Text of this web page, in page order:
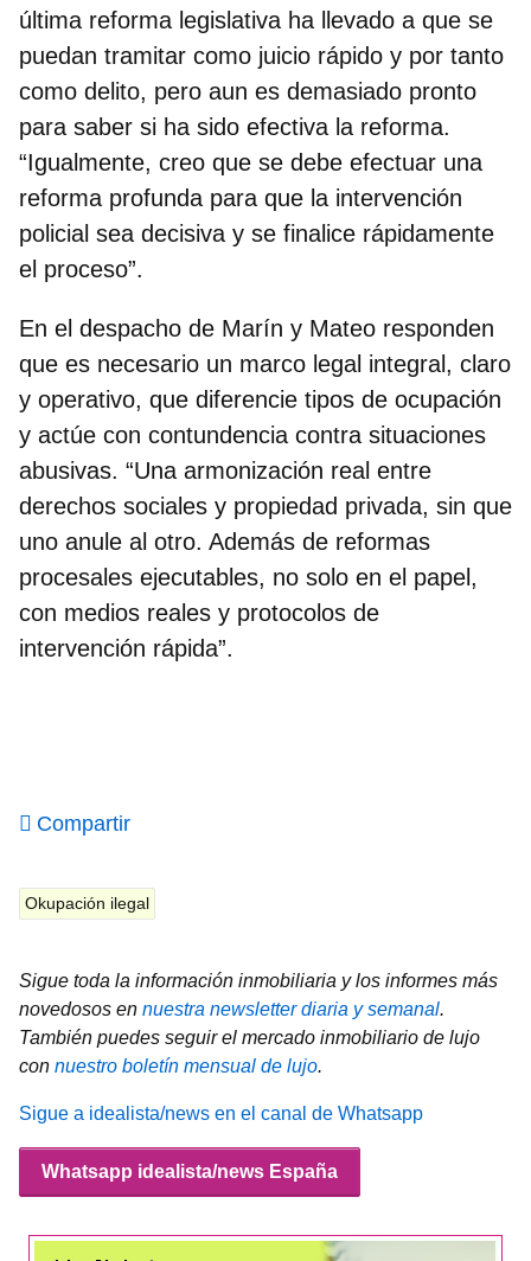
última reforma legislativa ha llevado a que se
puedan tramitar como juicio rápido y por tanto
como delito, pero aun es demasiado pronto
para saber si ha sido efectiva la reforma.
“Igualmente, creo que se debe efectuar una
reforma profunda para que la intervención
policial sea decisiva y se finalice rápidamente
el proceso”.
En el despacho de Marín y Mateo responden
que es necesario un marco legal integral, claro
y operativo, que diferencie tipos de ocupación
y actúe con contundencia contra situaciones
abusivas. “Una armonización real entre
derechos sociales y propiedad privada, sin que
uno anule al otro. Además de reformas
procesales ejecutables, no solo en el papel,
con medios reales y protocolos de
intervención rápida”.
Compartir
Okupación ilegal
Sigue toda la información inmobiliaria y los informes más
novedosos en nuestra newsletter diaria y semanal.
También puedes seguir el mercado inmobiliario de lujo
con nuestro boletín mensual de lujo.
Sigue a idealista/news en el canal de Whatsapp
Whatsapp idealista/news España